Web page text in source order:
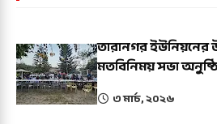
তারানগর ইউনিয়নের
মতবিনিময় সভা
৩ মার্চ, ২০২৬